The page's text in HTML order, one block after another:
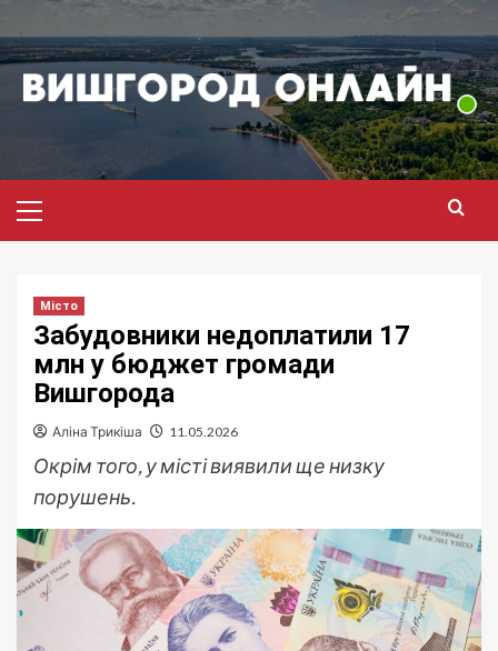
до
вмісту
меню
Місто
Забудовники недоплатили 17
млн у бюджет громади
Вишгорода
Аліна Трикіша 11.05.2026
Окрім того, у місті виявили ще низку
порушень.